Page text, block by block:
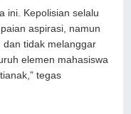
ini. Kepolisian selalu
aspirasi, namun
dan tidak melanggar
elemen mahasiswa
tegas